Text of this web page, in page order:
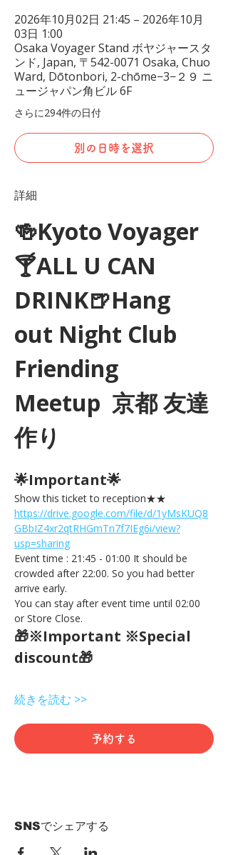
2026年10月02日 21:45 – 2026年10月
03日 1:00
Osaka Voyager Stand ボヤジャースタ
ンド, Japan, 〒542-0071 Osaka, Chuo
Ward, Dōtonbori, 2-chōme−3−２９ ニ
ュージャパン角ビル 6F
さらに294件の日付
別の日時を選択
詳細
🍻Kyoto Voyager
🍸ALL U CAN
DRINK🍺Hang
out Night Club
Friending
Meetup  京都 友達
作り
🌟Important🌟
Show this ticket to reception★★
https://drive.google.com/file/d/1yMsKUQ8
GBbIZ4xr2qtRHGmTn7f7IEg6i/view?
usp=sharing
Event time : 21:45 - 01:00 It should be
crowded after 22:00. So you had better
arrive early.
You can stay after event time until 02:00
or Store Close.
🎁※Important ※Special
discount🎁
続きを読む >>
予約する
SNSでシェアする